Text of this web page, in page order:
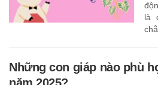
là
Những con giáp nào phù